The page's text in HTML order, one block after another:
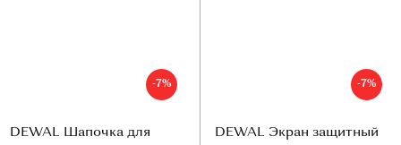
-7%
DEWAL Шапочка для
-7%
DEWAL Экран защитный